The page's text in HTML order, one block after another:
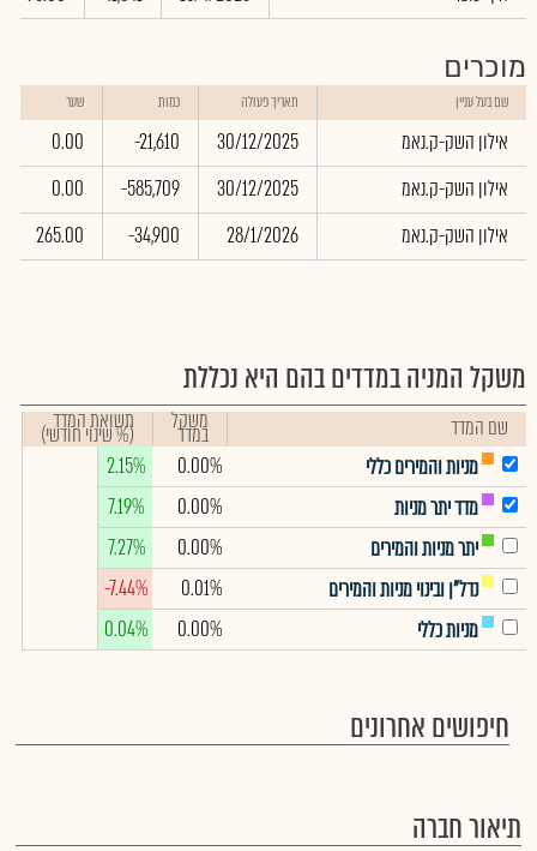
מוכרים
שם בעל עניין תאריך פעולה כמות שער
אילון השק-ק.נאמ 30/12/2025
-21,610
0.00
אילון השק-ק.נאמ
30/12/2025
-585,709
0.00
אילון השק-ק.נאמ
28/1/2026
-34,900
265.00
משקל המניה במדדים בהם היא נכללת
שם המדד משקל
במדד תשואת המדד
(% שינוי חודשי)
מניות והמירים כללי
0.00%
2.15%
מדד יתר מניות
0.00%
7.19%
יתר מניות והמירים
0.00%
7.27%
נדל"ן ובינוי מניות והמירים
0.01%
-7.44%
מניות כללי
0.00%
0.04%
חיפושים אחרונים
תיאור חברה